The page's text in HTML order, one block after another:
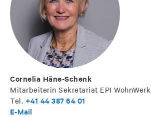
Cornelia Häne-Schenk
Mitarbeiterin Sekretariat EPI WohnWerk
Tel. +41 44 387 64 01
E-Mail